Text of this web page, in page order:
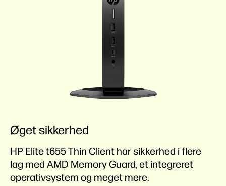
Øget sikkerhed
HP Elite t655 Thin Client har sikkerhed i flere
lag med AMD Memory Guard, et integreret
operativsystem og meget mere.